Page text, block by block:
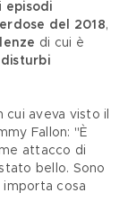
episodi
del 2018,
di cui è
disturbi
Fallon: "È
attacco di
bello. Sono
importa cosa